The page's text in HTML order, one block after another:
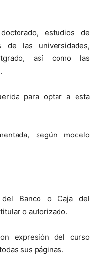
estudios de
de las universidades,
así como las
para optar a esta
según modelo
del Banco o Caja del
o autorizado.
expresión del curso
sus páginas.